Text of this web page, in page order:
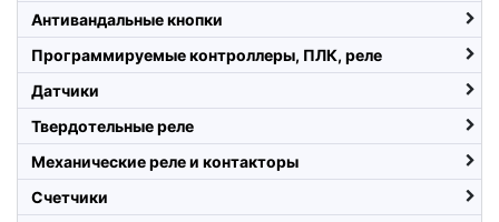
Антивандальные кнопки
Программируемые контроллеры, ПЛК, реле
Датчики
Твердотельные реле
Механические реле и контакторы
Счетчики